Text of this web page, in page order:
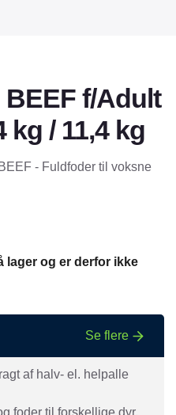
BEEF f/Adult
kg / 11,4 kg
- Fuldfoder til voksne
lager og er derfor ikke
Se flere
af halv- el. helpalle
foder til forskellige dyr.